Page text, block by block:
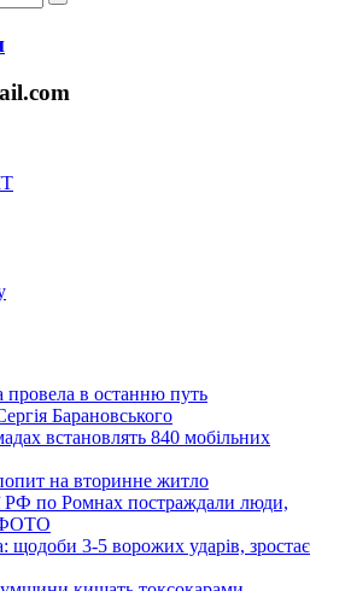
в останню путь
Барановського
встановлять 840 мобільних
на вторинне житло
РФ по Ромнах постраждали люди,
щодоби 3-5 ворожих ударів, зростає